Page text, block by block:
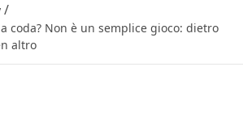
/
coda? Non è un semplice gioco: dietro
altro